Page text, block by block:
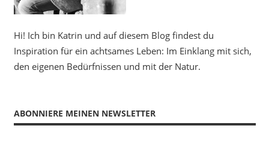
Hi! Ich bin Katrin und auf diesem Blog findest du
Inspiration für ein achtsames Leben: Im Einklang mit sich,
den eigenen Bedürfnissen und mit der Natur.
ABONNIERE MEINEN NEWSLETTER